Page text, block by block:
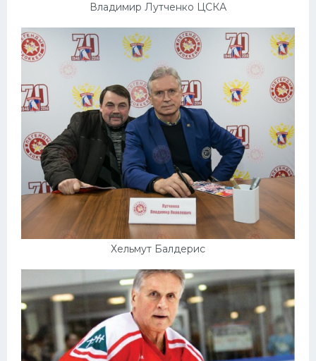
Владимир Лутченко ЦСКА
Хельмут Балдерис